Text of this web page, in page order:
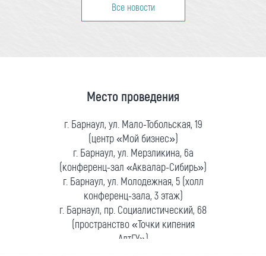
Все новости
Место проведения
г. Барнаул, ул. Мало-Тобольская, 19
(центр «Мой бизнес»)
г. Барнаул, ул. Мерзликина, 6а
(конференц-зал «Аквалар-Сибирь»)
г. Барнаул, ул. Молодежная, 5 (холл
конференц-зала, 3 этаж)
г. Барнаул, пр. Социалистический, 68
(пространство «Точки кипения
АлтГУ»)